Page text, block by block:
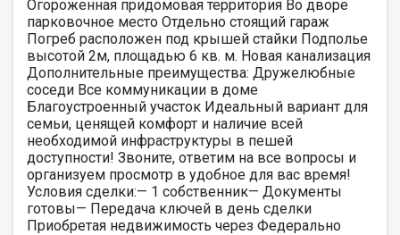
Огороженная придомовая территория Во дворе
парковочное место Отдельно стоящий гараж
Погреб расположен под крышей стайки Подполье
высотой 2м, площадью 6 кв. м. Новая канализация
Дополнительные преимущества: Дружелюбные
соседи Все коммуникации в доме
Благоустроенный участок Идеальный вариант для
семьи, ценящей комфорт и наличие всей
необходимой инфраструктуры в пешей
доступности! Звоните, ответим на все вопросы и
организуем просмотр в удобное для вас время!
Условия сделки:— 1 собственник— Документы
готовы— Передача ключей в день сделки
Приобретая недвижимость через Федерально